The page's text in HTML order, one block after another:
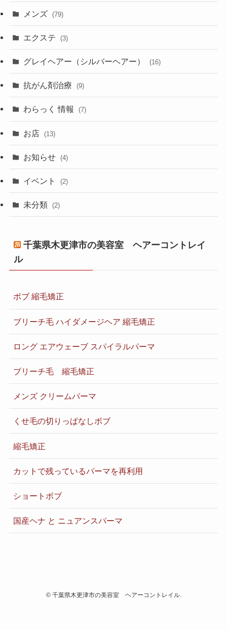
メンズ (79)
エクステ (3)
グレイヘアー（シルバーヘアー） (16)
抗がん剤治療 (9)
わらっく 情報 (7)
お店 (13)
お知らせ (4)
イベント (2)
未分類 (2)
千葉県木更津市の美容室 ヘアーコントレイ
ル
ボブ 縮毛矯正
ブリーチ毛 ハイダメージヘア 縮毛矯正
ロング エアウェーブ スパイラルパーマ
ブリーチ毛 縮毛矯正
メンズ クリームパーマ
くせ毛の切りっぱなしボブ
縮毛矯正
カットで残っているパーマを再利用
ショートボブ
国産ヘナ と ニュアンスパーマ
©千葉県木更津市の美容室 ヘアーコントレイル.